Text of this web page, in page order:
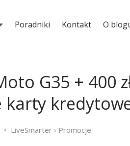
Poradniki Kontakt O
G35 + 400
karty
LiveSmarter › Promocje